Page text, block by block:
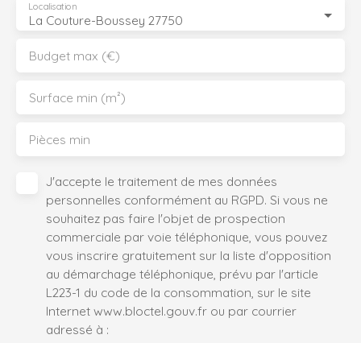
La Couture-Boussey 27750
Localisation
Budget max (€)
Surface min (m²)
Pièces min
J'accepte le traitement de mes données
personnelles conformément au RGPD. Si vous ne
souhaitez pas faire l'objet de prospection
commerciale par voie téléphonique, vous pouvez
vous inscrire gratuitement sur la liste d'opposition
au démarchage téléphonique, prévu par l'article
L223-1 du code de la consommation, sur le site
Internet www.bloctel.gouv.fr ou par courrier
adressé à :